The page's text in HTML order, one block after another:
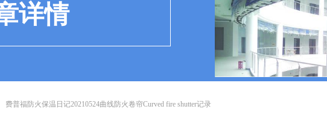
费普福防火保温日记20210524曲线防火卷帘Curved fire shutter记录
详情